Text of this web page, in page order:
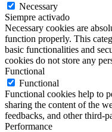
Necessary
Siempre activado
Necessary cookies are
function properly. This
basic functionalities and
cookies do not store any
Functional
Functional
Functional cookies help to
sharing the content of the
feedbacks, and other third-
Performance